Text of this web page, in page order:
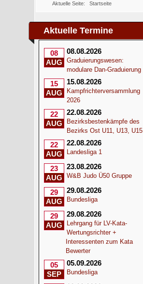
Aktuelle Seite:Startseite
Aktuelle Termine
08
AUG
08.08.2026
Graduierungswesen:
modulare Dan-Graduierung
15
AUG
15.08.2026
Kampfrichterversammlung
2026
22
AUG
22.08.2026
Bezirksbestenkämpfe des
Bezirks Ost U11, U13, U15
22
AUG
22.08.2026
Landesliga 1
23
AUG
23.08.2026
W&B Judo Ü50 Gruppe
29
AUG
29.08.2026
Bundesliga
29
AUG
29.08.2026
Lehrgang für LV-Kata-
Wertungsrichter +
Interessenten zum Kata
Bewerter
05
SEP
05.09.2026
Bundesliga